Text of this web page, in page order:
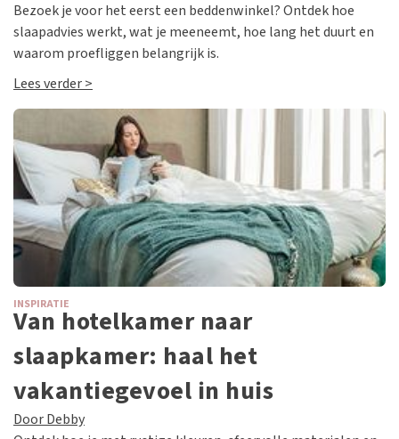
Bezoek je voor het eerst een beddenwinkel? Ontdek hoe
slaapadvies werkt, wat je meeneemt, hoe lang het duurt en
waarom proefliggen belangrijk is.
Lees verder >
INSPIRATIE
Van hotelkamer naar
slaapkamer: haal het
vakantiegevoel in huis
Door Debby